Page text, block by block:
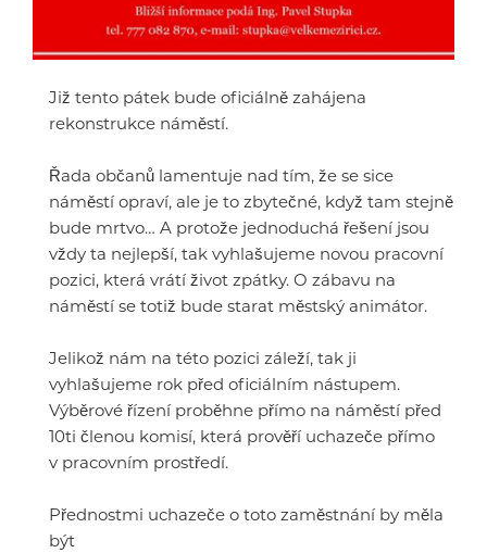
Již tento pátek bude oficiálně zahájena
rekonstrukce náměstí.
Řada občanů lamentuje nad tím, že se sice
náměstí opraví, ale je to zbytečné, když tam stejně
bude mrtvo… A protože jednoduchá řešení jsou
vždy ta nejlepší, tak vyhlašujeme novou pracovní
pozici, která vrátí život zpátky. O zábavu na
náměstí se totiž bude starat městský animátor.
Jelikož nám na této pozici záleží, tak ji
vyhlašujeme rok před oficiálním nástupem.
Výběrové řízení proběhne přímo na náměstí před
10ti členou komisí, která prověří uchazeče přímo
v pracovním prostředí.
Přednostmi uchazeče o toto zaměstnání by měla
být